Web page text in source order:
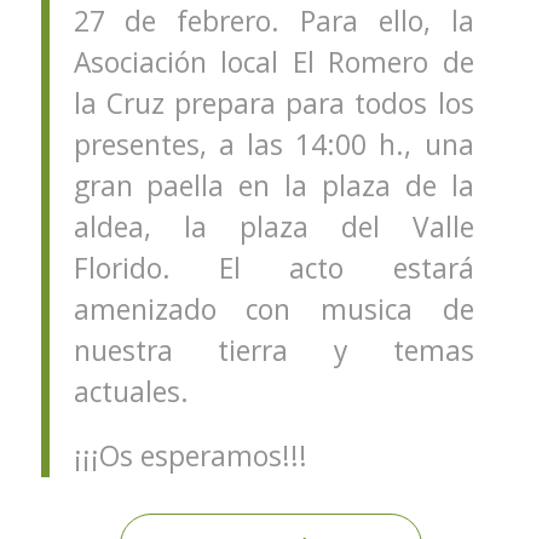
27 de febrero. Para ello, la
Asociación local El Romero de
la Cruz prepara para todos los
presentes, a las 14:00 h., una
gran paella en la plaza de la
aldea, la plaza del Valle
Florido. El acto estará
amenizado con musica de
nuestra tierra y temas
actuales.
¡¡¡Os esperamos!!!